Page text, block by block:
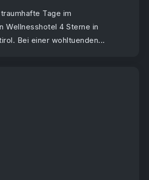
Tage im
Wellnesshotel 4 Sterne in
Bei einer wohltuenden...